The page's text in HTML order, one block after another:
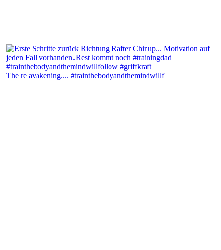
The re avakening.... #trainthebodyandthemindwillf